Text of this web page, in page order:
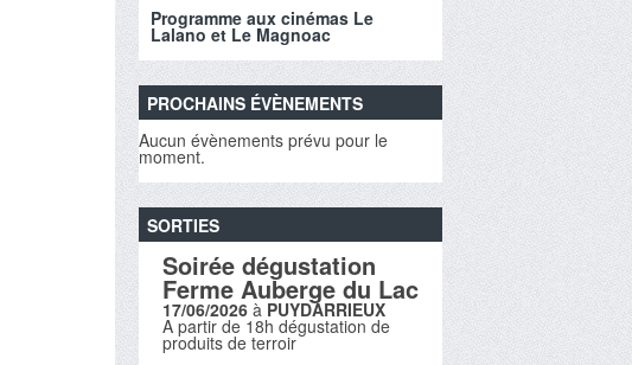
Programme aux cinémas Le
Lalano et Le Magnoac
PROCHAINS ÉVÈNEMENTS
Aucun évènements prévu pour le
moment.
SORTIES
Soirée dégustation
Ferme Auberge du Lac
17/06/2026 à PUYDARRIEUX
A partir de 18h dégustation de
produits de terroir